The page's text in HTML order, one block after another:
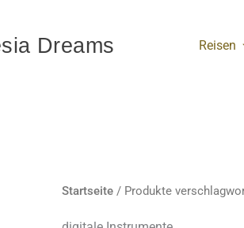
Dreams Reisen
Startseite/ Produkte